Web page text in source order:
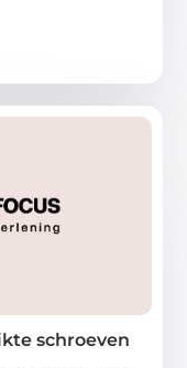
schroeven